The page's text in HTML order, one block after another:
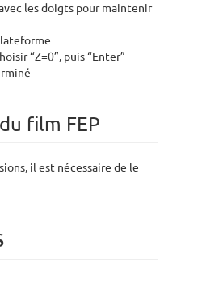
les doigts pour maintenir
“Z=0”, puis “Enter”
film FEP
il est nécessaire de le